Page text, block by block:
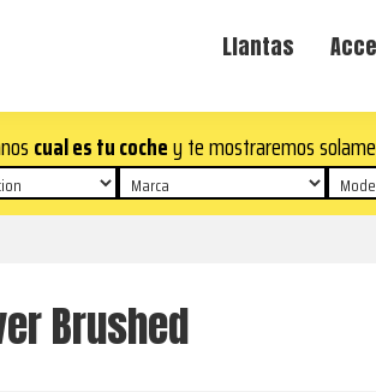
Llantas
cual es tu cochey te mostraremos
Brushed